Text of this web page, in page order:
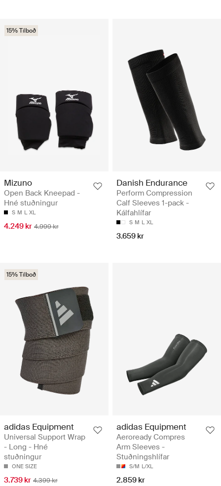
15% Tilboð
Mizuno
Open Back Kneepad -
Hné stuðningur
S M L XL
4.249 kr 4.999 kr
Danish Endurance
Perform Compression
Calf Sleeves 1-pack -
Kálfahlífar
S M L XL
3.659 kr
15% Tilboð
adidas Equipment
Universal Support Wrap
- Long - Hné
stuðningur
ONE SIZE
3.739 kr 4.399 kr
adidas Equipment
Aeroready Compres
Arm Sleeves -
Stuðningshlífar
S/M L/XL
2.859 kr